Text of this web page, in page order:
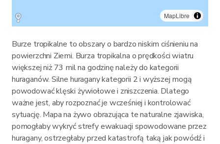
MapLibre
Burze tropikalne to obszary o bardzo niskim ciśnieniu na
powierzchni Ziemi. Burza tropikalna o prędkości wiatru
większej niż 73 mil na godzinę należy do kategorii
huraganów. Silne huragany kategorii 2 i wyższej mogą
powodować klęski żywiołowe i zniszczenia. Dlatego
ważne jest, aby rozpoznać je wcześniej i kontrolować
sytuację. Mapa na żywo obrazująca te naturalne zjawiska,
pomogłaby wykryć strefy ewakuacji spowodowane przez
huragany, ostrzegłaby przed katastrofą taką jak powódź i